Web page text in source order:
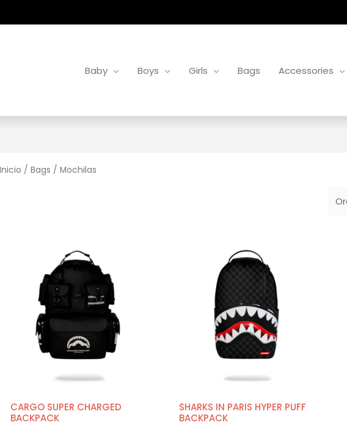
Baby Boys Girls Bags Accessories
Inicio / Bags / Mochilas
CARGO SUPER CHARGED
BACKPACK
SHARKS IN PARIS HYPER PUFF
BACKPACK